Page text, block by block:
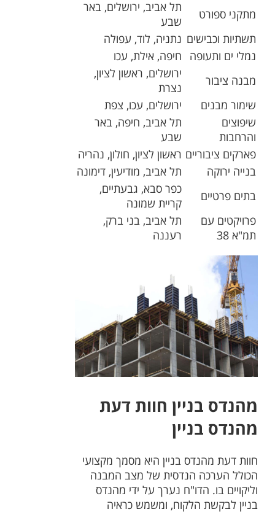
מתקני ספורט
תל אביב, ירושלים, באר
שבע
תשתיות וכבישים נתניה, לוד, עפולה
נמלי ים ותעופה
חיפה, אילת, עכו
מבנה ציבור
ירושלים, ראשון לציון,
נצרת
שימור מבנים
ירושלים, עכו, צפת
שיפוצים
והרחבות
תל אביב, חיפה, באר
שבע
פארקים ציבוריים ראשון לציון, חולון, נהריה
בנייה ירוקה
תל אביב, מודיעין, דימונה
בתים פרטיים
כפר סבא, גבעתיים,
קריית שמונה
פרויקטים עם
תמ"א 38
תל אביב, בני ברק,
רעננה
מהנדס בניין חוות דעת
מהנדס בניין
חוות דעת מהנדס בניין היא מסמך מקצועי
הכולל הערכה הנדסית של מצב המבנה
וליקויים בו. הדו"ח נערך על ידי מהנדס
בניין לבקשת הלקוח, ומשמש כראיה